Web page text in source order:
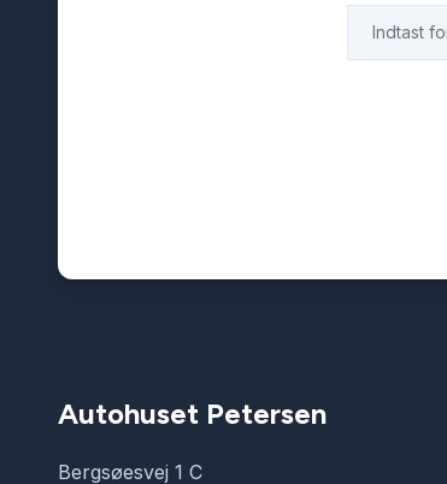
Autohuset Petersen
Bergsøesvej 1 C